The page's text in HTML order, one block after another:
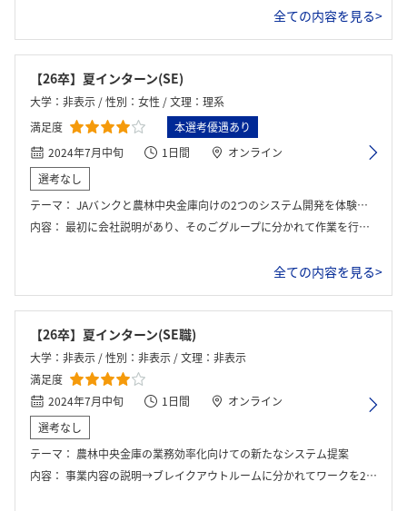
全ての内容を見る>
【26卒】夏インターン(SE)
大学：非表示 / 性別：女性 / 文理：理系
満足度
本選考優遇あり
2024年7月中旬
1日間
オンライン
選考なし
テーマ： JAバンクと農林中央金庫向けの2つのシステム開発を体験する。
内容： 最初に会社説明があり、そのごグループに分かれて作業を行った。システムに必要な機能を選定したり、コストやスケジュールを適切に決めるというPMの仕事を体験した。
全ての内容を見る>
【26卒】夏インターン(SE職)
大学：非表示 / 性別：非表示 / 文理：非表示
満足度
2024年7月中旬
1日間
オンライン
選考なし
テーマ： 農林中央金庫の業務効率化向けての新たなシステム提案
内容： 事業内容の説明→ブレイクアウトルームに分かれてワークを2つ→結果発表